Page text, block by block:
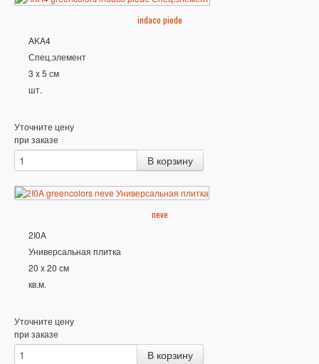
indaco piede
AKA4
Спец.элемент
3 x 5 см
шт.
Уточните цену
при заказе
neve
2I0A
Универсальная плитка
20 x 20 см
кв.м.
Уточните цену
при заказе